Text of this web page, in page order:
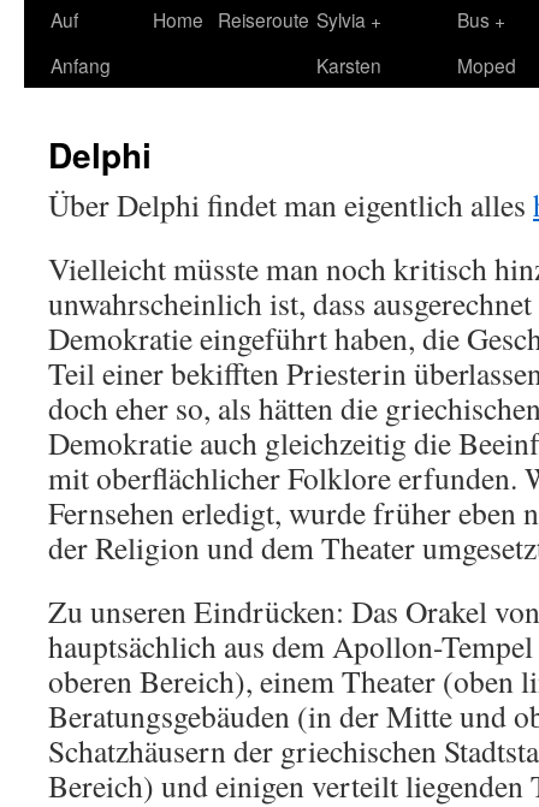
Springe
zum
Auf
Anfang
Home Reiseroute Sylvia +
Karsten
Bus +
Moped
Delphi
Über Delphi findet man eigentlich alles
Vielleicht müsste man noch kritisch
unwahrscheinlich ist, dass
Demokratie eingeführt haben, die
Teil einer bekifften Priesterin
doch eher so, als hätten die
Demokratie auch gleichzeitig die
mit oberflächlicher Folklore erfunden.
Fernsehen erledigt, wurde früher eben
der Religion und dem Theater
Zu unseren Eindrücken: Das Orakel
hauptsächlich aus dem Apollon-
oberen Bereich), einem Theater (oben
Beratungsgebäuden (in der Mitte und
Schatzhäusern der griechischen
Bereich) und einigen verteilt liegenden